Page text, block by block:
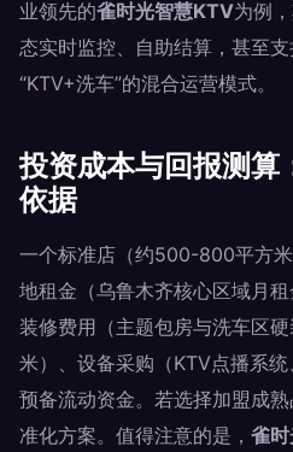
业领先的雀时光智慧KTV为例
态实时监控、自助结算，甚至
“KTV+洗车”的混合运营模式。
投资成本与回报测算
依据
一个标准店（约500-800平方
地租金（乌鲁木齐核心区域月
装修费用（主题包房与洗车区
米）、设备采购（KTV点播系
预备流动资金。若选择加盟成
准化方案。值得注意的是， 雀